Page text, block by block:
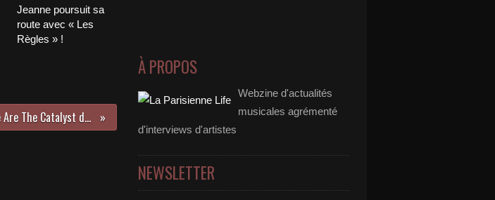
Jeanne poursuit sa
route avec « Les
Règles » !
Le groupe de Metal We Are The Catalyst dévoile un nouveau titre !
À PROPOS
Webzine d'actualités
musicales agrémenté
d'interviews d'artistes
NEWSLETTER